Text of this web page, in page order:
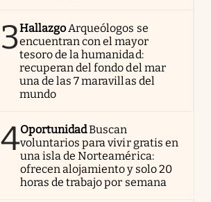
3HallazgoArqueólogos se
encuentran con el mayor
tesoro de la humanidad:
recuperan del fondo del mar
una de las 7 maravillas del
mundo
4OportunidadBuscan
voluntarios para vivir gratis en
una isla de Norteamérica:
ofrecen alojamiento y solo 20
horas de trabajo por semana